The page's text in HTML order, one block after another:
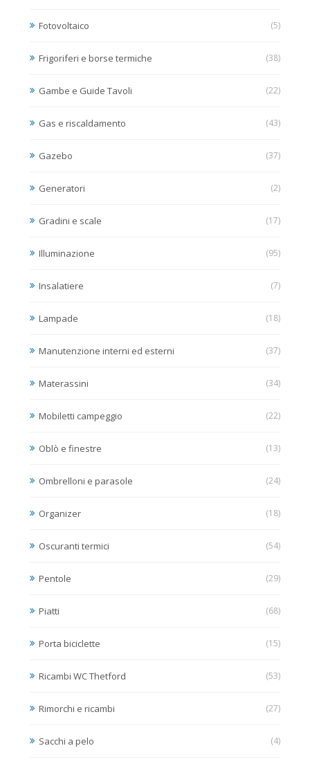
Fotovoltaico (5)
Frigoriferi e borse termiche (38)
Gambe e Guide Tavoli (22)
Gas e riscaldamento (43)
Gazebo (37)
Generatori (2)
Gradini e scale (17)
Illuminazione (95)
Insalatiere (7)
Lampade (18)
Manutenzione interni ed esterni (37)
Materassini (34)
Mobiletti campeggio (22)
Oblò e finestre (13)
Ombrelloni e parasole (24)
Organizer (18)
Oscuranti termici (54)
Pentole (29)
Piatti (68)
Porta biciclette (15)
Ricambi WC Thetford (53)
Rimorchi e ricambi (27)
Sacchi a pelo (4)